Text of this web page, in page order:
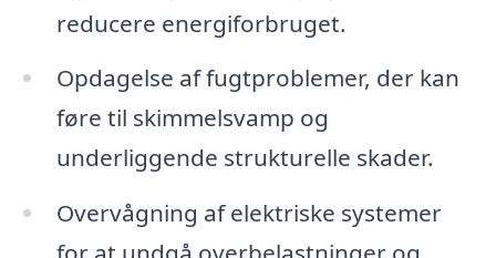
reducere energiforbruget.
Opdagelse af fugtproblemer, der kan
føre til skimmelsvamp og
underliggende strukturelle skader.
Overvågning af elektriske systemer